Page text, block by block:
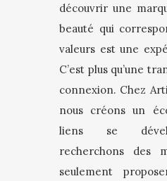
découvrir une
beauté qui
valeurs est une
C’est plus qu’une
connexion. Chez
nous créons un
liens se
recherchons des
seulement